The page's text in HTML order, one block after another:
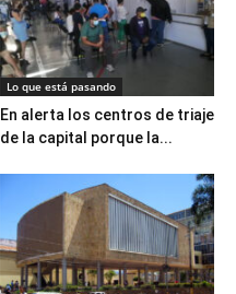
Lo que está pasando
En alerta los centros de triaje
de la capital porque la...